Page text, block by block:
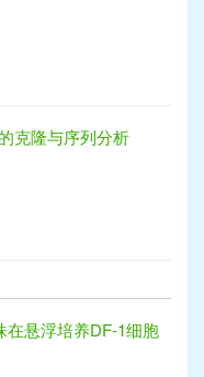
克隆与序列分析
在悬浮培养DF-1细胞